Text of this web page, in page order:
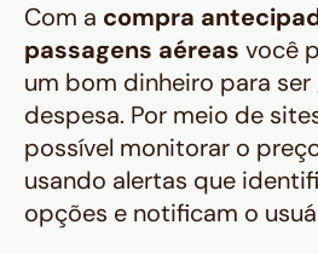
Com a compra
passagens aéreas você
um bom dinheiro para
despesa. Por meio de
possível monitorar o
usando alertas que
opções e notificam o